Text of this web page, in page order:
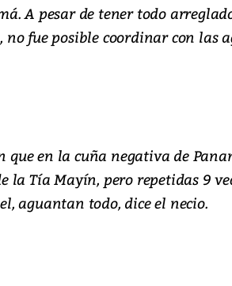
A pesar de tener todo
no fue posible coordinar con las
que en la cuña negativa de
la Tía Mayín, pero repetidas 9
aguantan todo, dice el necio.